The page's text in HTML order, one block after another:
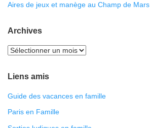
Aires de jeux et manège au Champ de Mars
Archives
Liens amis
Guide des vacances en famille
Paris en Famille